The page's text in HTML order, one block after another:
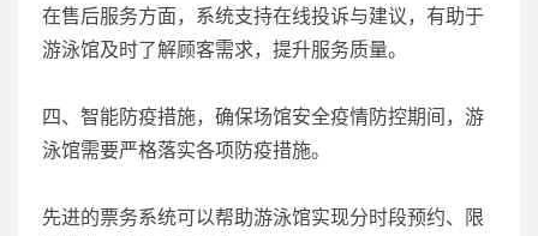
在售后服务方面，系统支持在线投诉与建议，有助于
游泳馆及时了解顾客需求，提升服务质量。
四、智能防疫措施，确保场馆安全疫情防控期间，游
泳馆需要严格落实各项防疫措施。
先进的票务系统可以帮助游泳馆实现分时段预约、限